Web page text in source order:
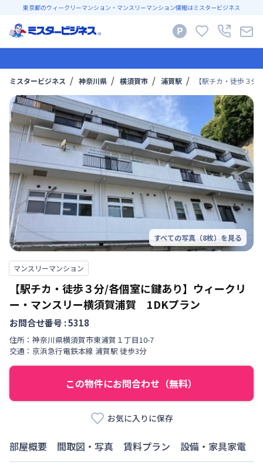
東京都のウィークリーマンション・マンスリーマンション情報はミスタービジネス
ミスタービジネス 神奈川県 横須賀市 浦賀駅 【駅チカ・徒歩３
すべての写真（8枚）を見る
マンスリーマンション
【駅チカ・徒歩３分/各個室に鍵あり】ウィークリ
ー・マンスリー横須賀浦賀 1DKプラン
お問合せ番号 :5318
住所： 神奈川県横須賀市東浦賀 １丁目10-7
交通： 京浜急行電鉄本線 浦賀駅 徒歩3分
この物件にお問合わせ（無料）
お気に入りに保存
部屋概要 間取図・写真 賃料プラン 設備・家具家電